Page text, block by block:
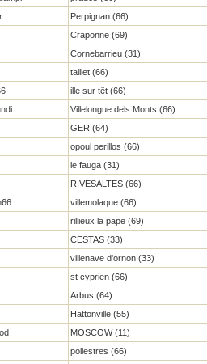
Perpignan (66)
Craponne (69)
Cornebarrieu (31)
taillet (66)
ille sur têt (66)
Villelongue dels Monts (66)
GER (64)
opoul perillos (66)
le fauga (31)
RIVESALTES (66)
villemolaque (66)
rillieux la pape (69)
CESTAS (33)
villenave d'ornon (33)
st cyprien (66)
Arbus (64)
Hattonville (55)
MOSCOW (11)
pollestres (66)